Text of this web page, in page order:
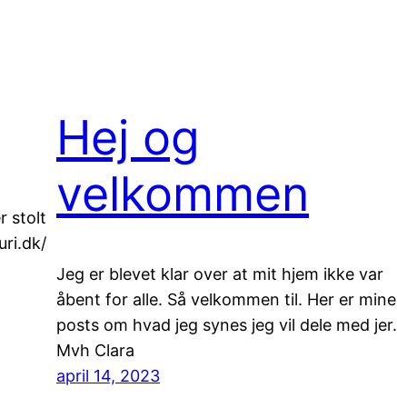
stolt
Hej og
velkommen
Jeg er blevet klar over at mit hjem ikke var
åbent for alle. Så velkommen til. Her er mine
posts om hvad jeg synes jeg vil dele med jer.
Mvh Clara
april 14, 2023